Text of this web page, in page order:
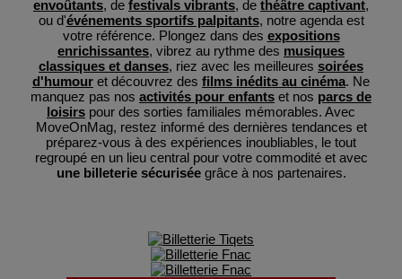
envoûtants, de festivals vibrants, de théâtre captivant,
ou d'événements sportifs palpitants, notre agenda est
votre référence. Plongez dans des expositions
enrichissantes, vibrez au rythme des musiques
classiques et danses, riez avec les meilleures soirées
d'humour et découvrez des films inédits au cinéma. Ne
manquez pas nos activités pour enfants et nos parcs de
loisirs pour des sorties familiales mémorables. Avec
MoveOnMag, restez informé des dernières tendances et
préparez-vous à des expériences inoubliables, le tout
regroupé en un lieu central pour votre commodité et avec
une billeterie sécuriséegrâce à nos partenaires.